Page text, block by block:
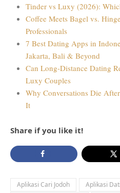
Tinder vs Luxy (2026):
Coffee Meets Bagel vs.
Professionals
7 Best Dating Apps in
Jakarta, Bali & Beyond
Can Long-Distance Dating
Luxy Couples
Why Conversations Die
It
Share if you like it!
Aplikasi Cari Jodoh
Aplikasi